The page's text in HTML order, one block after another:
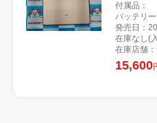
付属品：
バッテリ
発売日：
在庫なし(
在庫店舗
15,600